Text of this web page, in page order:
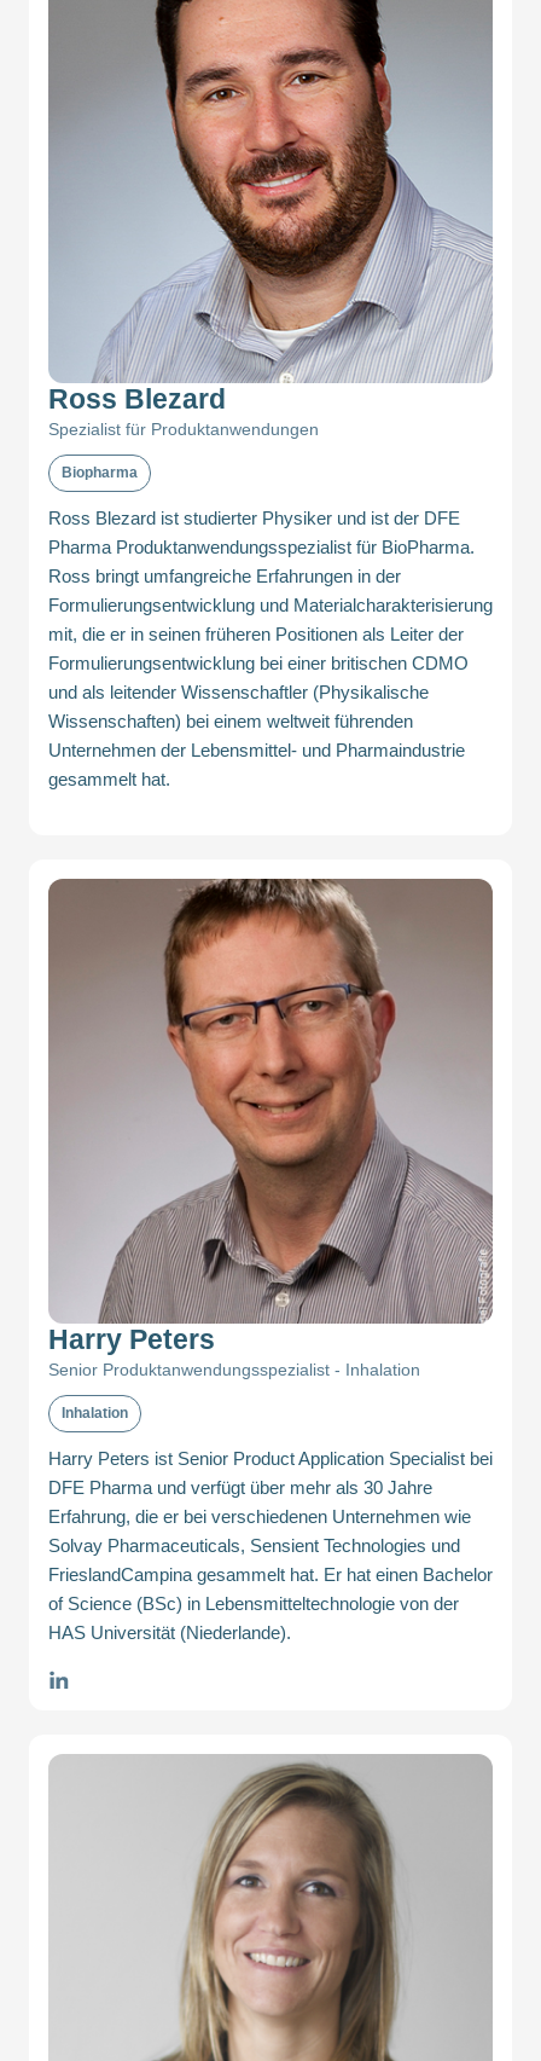
Ross Blezard
Spezialist für Produktanwendungen
Biopharma
Ross Blezard ist studierter Physiker und ist der DFE
Pharma Produktanwendungsspezialist für BioPharma.
Ross bringt umfangreiche Erfahrungen in der
Formulierungsentwicklung und Materialcharakterisierung
mit, die er in seinen früheren Positionen als Leiter der
Formulierungsentwicklung bei einer britischen CDMO
und als leitender Wissenschaftler (Physikalische
Wissenschaften) bei einem weltweit führenden
Unternehmen der Lebensmittel- und Pharmaindustrie
gesammelt hat.
Harry Peters
Senior Produktanwendungsspezialist - Inhalation
Inhalation
Harry Peters ist Senior Product Application Specialist bei
DFE Pharma und verfügt über mehr als 30 Jahre
Erfahrung, die er bei verschiedenen Unternehmen wie
Solvay Pharmaceuticals, Sensient Technologies und
FrieslandCampina gesammelt hat. Er hat einen Bachelor
of Science (BSc) in Lebensmitteltechnologie von der
HAS Universität (Niederlande).